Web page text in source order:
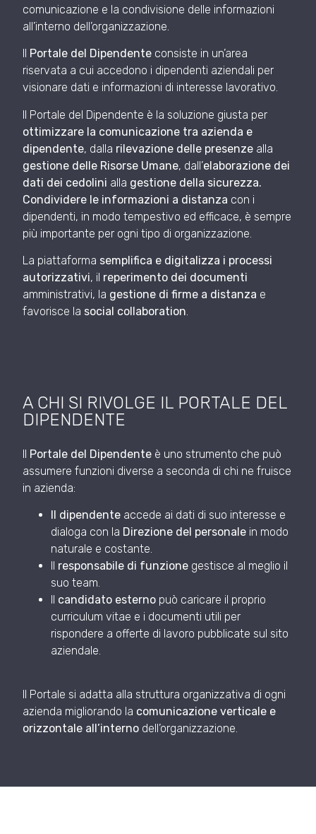
comunicazione e la condivisione delle informazioni
all’interno dell’organizzazione.
Portale del Dipendente consiste in un’area
riservata a cui accedono i dipendenti aziendali per
visionare dati e informazioni di interesse lavorativo.
Il Portale del Dipendente è la soluzione giusta per
ottimizzare la comunicazione tra azienda e
dipendente, dalla rilevazione delle presenze alla
gestione delle Risorse Umane, dall’elaborazione dei
dati dei cedolini alla gestione della sicurezza.
Condividere le informazioni a distanza con i
dipendenti, in modo tempestivo ed efficace, è sempre
più importante per ogni tipo di organizzazione.
La piattaforma semplifica e digitalizza i processi
autorizzativi, il reperimento dei documenti
amministrativi, la gestione di firme a distanza e
favorisce la social collaboration.
A CHI SI RIVOLGE IL PORTALE DEL
DIPENDENTE
Il Portale del Dipendente è uno strumento che può
assumere funzioni diverse a seconda di chi ne fruisce
in azienda:
Il dipendente accede ai dati di suo interesse e
dialoga con la Direzione del personale in modo
naturale e costante.
Il responsabile di funzione gestisce al meglio il
suo team.
Il candidato esterno può caricare il proprio
curriculum vitae e i documenti utili per
rispondere a offerte di lavoro pubblicate sul sito
aziendale.
Il Portale si adatta alla struttura organizzativa di ogni
azienda migliorando la comunicazione verticale e
orizzontale all’interno dell’organizzazione.